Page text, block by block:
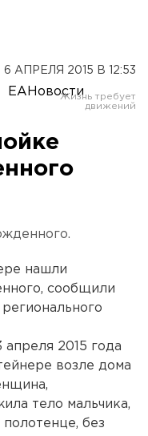
6 АПРЕЛЯ 2015 В 12:53
ЕАНовости
нашли
сообщили
2015 года
возле дома
тело мальчика,
без